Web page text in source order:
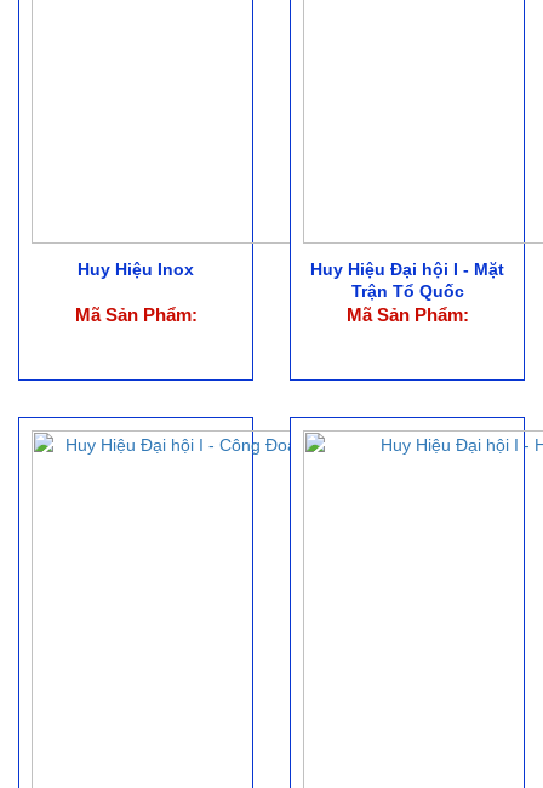
Huy Hiệu Inox
Mã Sản Phẩm:
Huy Hiệu Đại hội I - Mặt
Trận Tổ Quốc
Mã Sản Phẩm: